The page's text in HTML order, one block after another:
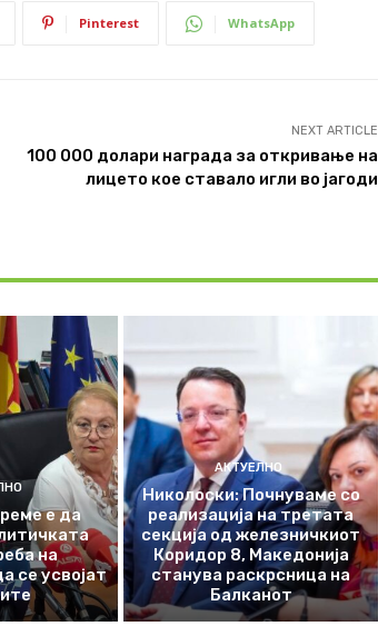
Pinterest WhatsApp
NEXT ARTICLE
100 000 долари награда за откривање на
лицето кое ставало игли во јагоди
е да
на
се усвојат
АКТУЕЛНО
Николоски: Почнуваме со
реализација на третата
секција од железничкиот
Коридор 8, Македонија
станува раскрсница на
Балканот